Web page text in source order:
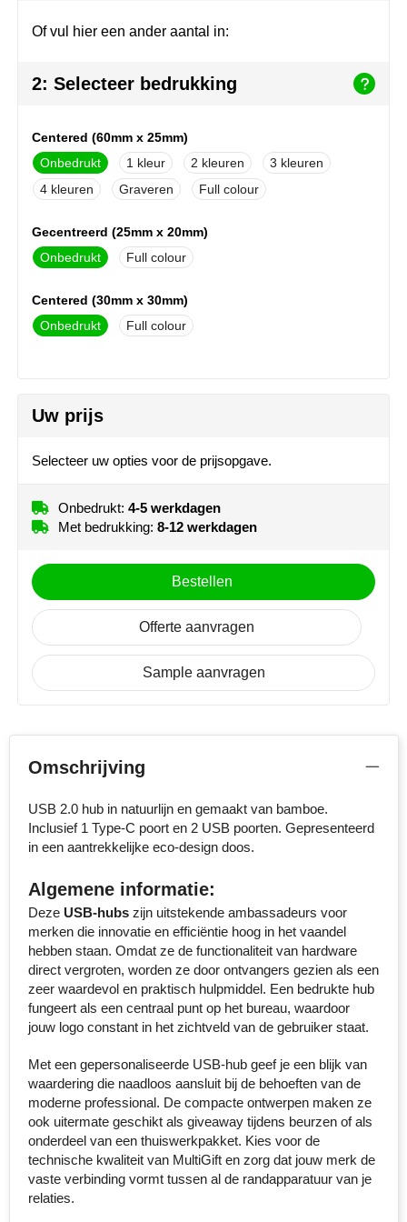
Tassen
Veiligheid, auto & fiets
Vrije tijd, spellen & strand
Join the pipe
Kambukka
Lipton
Marksman
Marvin's
Mentos
MiniMAX
Moleskine
Nilton's
Ocean Bottle
Orrefors
Parker pennen
Senator
Skross
Sophie Muval
Stanley
Stilolinea
Swiss Peak
TACX
The One Towelling
Zomer
Of vul hier een ander aantal in:
2: Selecteer bedrukking
Centered (60mm x 25mm)
Onbedrukt
1 2
3
4
Graveren Full colour
Gecentreerd (25mm x 20mm)
Onbedrukt
Full colour
Centered (30mm x 30mm)
Onbedrukt
Full colour
Uw prijs
Selecteer uw opties voor de prijsopgave.
Onbedrukt: 4-5 werkdagen
Met bedrukking: 8-12 werkdagen
Bestellen
Offerte aanvragen
Sample aanvragen
Omschrijving
USB 2.0 hub in natuurlijn en gemaakt van bamboe.
Inclusief 1 Type-C poort en 2 USB poorten. Gepresenteerd
in een aantrekkelijke eco-design doos.
Algemene informatie:
Deze USB-hubszijn uitstekende ambassadeurs voor
merken die innovatie en efficiëntie hoog in het vaandel
hebben staan. Omdat ze de functionaliteit van hardware
direct vergroten, worden ze door ontvangers gezien als een
zeer waardevol en praktisch hulpmiddel. Een bedrukte hub
fungeert als een centraal punt op het bureau, waardoor
jouw logo constant in het zichtveld van de gebruiker staat.
Met een gepersonaliseerde USB-hub geef je een blijk van
waardering die naadloos aansluit bij de behoeften van de
moderne professional. De compacte ontwerpen maken ze
ook uitermate geschikt als giveaway tijdens beurzen of als
onderdeel van een thuiswerkpakket. Kies voor de
technische kwaliteit van MultiGift en zorg dat jouw merk de
vaste verbinding vormt tussen al de randapparatuur van je
relaties.